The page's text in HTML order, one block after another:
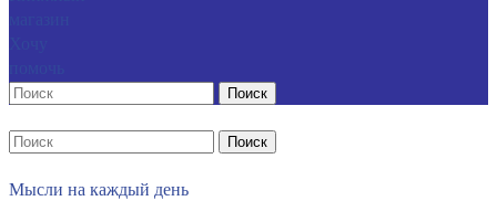
Поиск
Поиск
Мысли на каждый день